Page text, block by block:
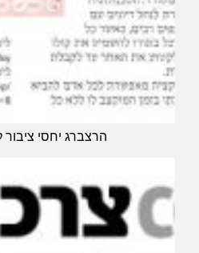
הרצברג יחסי